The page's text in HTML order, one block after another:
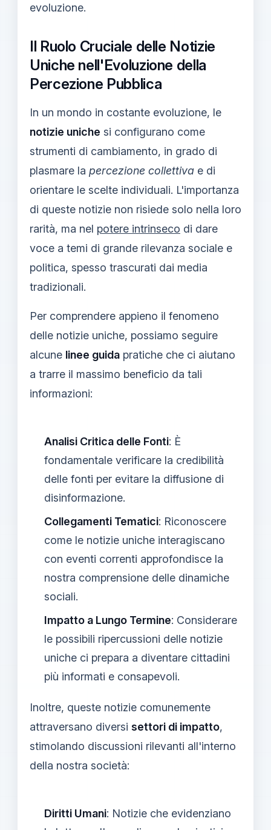
evoluzione.
Il Ruolo Cruciale delle Notizie
Uniche nell'Evoluzione della
Percezione Pubblica
In un mondo in costante evoluzione, le
notizie uniche si configurano come
strumenti di cambiamento, in grado di
plasmare la percezione collettiva e di
orientare le scelte individuali. L'importanza
di queste notizie non risiede solo nella loro
rarità, ma nel potere intrinseco di dare
voce a temi di grande rilevanza sociale e
politica, spesso trascurati dai media
tradizionali.
Per comprendere appieno il fenomeno
delle notizie uniche, possiamo seguire
alcune linee guida pratiche che ci aiutano
a trarre il massimo beneficio da tali
informazioni:
Analisi Critica delle Fonti: È
fondamentale verificare la credibilità
delle fonti per evitare la diffusione di
disinformazione.
Collegamenti Tematici: Riconoscere
come le notizie uniche interagiscano
con eventi correnti approfondisce la
nostra comprensione delle dinamiche
sociali.
Impatto a Lungo Termine: Considerare
le possibili ripercussioni delle notizie
uniche ci prepara a diventare cittadini
più informati e consapevoli.
Inoltre, queste notizie comunemente
attraversano diversi settori di impatto,
stimolando discussioni rilevanti all'interno
della nostra società:
Diritti Umani: Notizie che evidenziano